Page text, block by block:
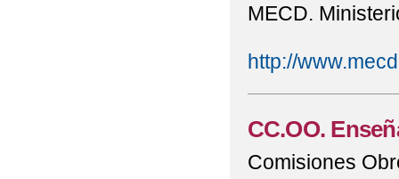
MECD.
http://
CC.OO.
Comisiones